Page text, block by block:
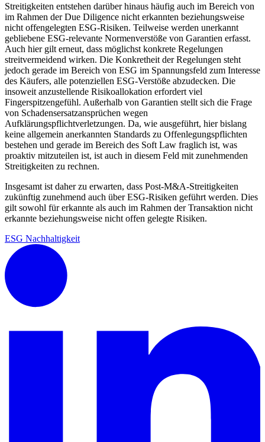
Streitigkeiten entstehen darüber hinaus häufig auch im Bereich von
im Rahmen der Due Diligence nicht erkannten beziehungsweise
nicht offengelegten ESG-Risiken. Teilweise werden unerkannt
gebliebene ESG-relevante Normenverstöße von Garantien erfasst.
Auch hier gilt erneut, dass möglichst konkrete Regelungen
streitvermeidend wirken. Die Konkretheit der Regelungen steht
jedoch gerade im Bereich von ESG im Spannungsfeld zum Interesse
des Käufers, alle potenziellen ESG-Verstöße abzudecken. Die
insoweit anzustellende Risikoallokation erfordert viel
Fingerspitzengefühl. Außerhalb von Garantien stellt sich die Frage
von Schadensersatzansprüchen wegen
Aufklärungspflichtverletzungen. Da, wie ausgeführt, hier bislang
keine allgemein anerkannten Standards zu Offenlegungspflichten
bestehen und gerade im Bereich des Soft Law fraglich ist, was
proaktiv mitzuteilen ist, ist auch in diesem Feld mit zunehmenden
Streitigkeiten zu rechnen.
Insgesamt ist daher zu erwarten, dass Post-M&A-Streitigkeiten
zukünftig zunehmend auch über ESG-Risiken geführt werden. Dies
gilt sowohl für erkannte als auch im Rahmen der Transaktion nicht
erkannte beziehungsweise nicht offen gelegte Risiken.
ESG Nachhaltigkeit